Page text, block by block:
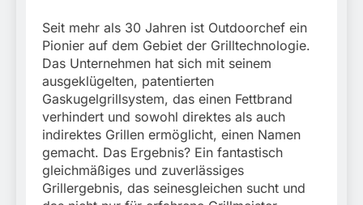
Seit mehr als 30 Jahren ist Outdoorchef ein
Pionier auf dem Gebiet der Grilltechnologie.
Das Unternehmen hat sich mit seinem
ausgeklügelten, patentierten
Gaskugelgrillsystem, das einen Fettbrand
verhindert und sowohl direktes als auch
indirektes Grillen ermöglicht, einen Namen
gemacht. Das Ergebnis? Ein fantastisch
gleichmäßiges und zuverlässiges
Grillergebnis, das seinesgleichen sucht und